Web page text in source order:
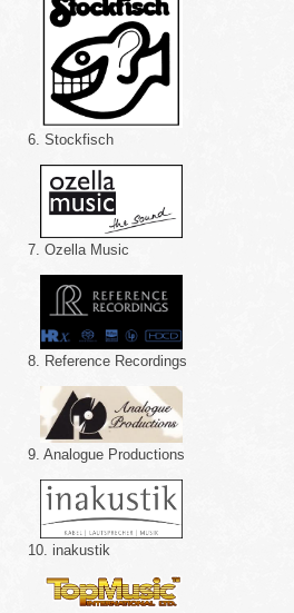
6. Stockfisch
7. Ozella Music
8. Reference Recordings
9. Analogue Productions
10. inakustik